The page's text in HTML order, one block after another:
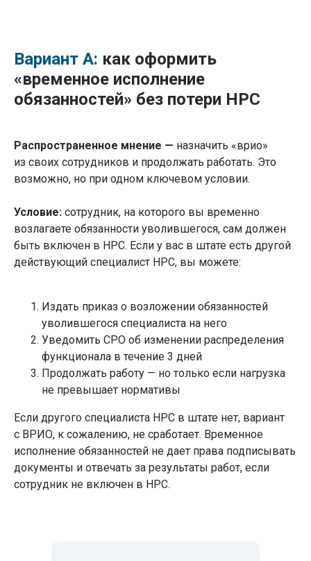
Вариант А: как оформить
«временное исполнение
обязанностей» без потери НРС
Распространенное мнение — назначить «врио»
из своих сотрудников и продолжать работать. Это
возможно, но при одном ключевом условии.
Условие: сотрудник, на которого вы временно
возлагаете обязанности уволившегося, сам должен
быть включен в НРС. Если у вас в штате есть другой
действующий специалист НРС, вы можете:
Издать приказ о возложении обязанностей
уволившегося специалиста на него
Уведомить СРО об изменении распределения
функционала в течение 3 дней
Продолжать работу — но только если нагрузка
не превышает нормативы
Если другого специалиста НРС в штате нет, вариант
с ВРИО, к сожалению, не сработает. Временное
исполнение обязанностей не дает права подписывать
документы и отвечать за результаты работ, если
сотрудник не включен в НРС.